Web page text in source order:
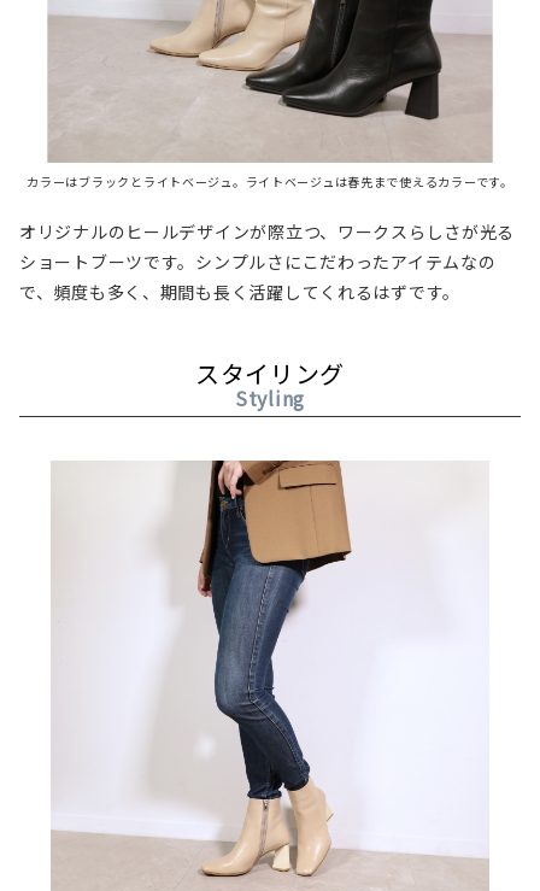
カラーはブラックとライトベージュ。ライトベージュは春先まで使えるカラーです。
オリジナルのヒールデザインが際立つ、ワークスらしさが光る
ショートブーツです。シンプルさにこだわったアイテムなの
で、頻度も多く、期間も長く活躍してくれるはずです。
スタイリング
Styling